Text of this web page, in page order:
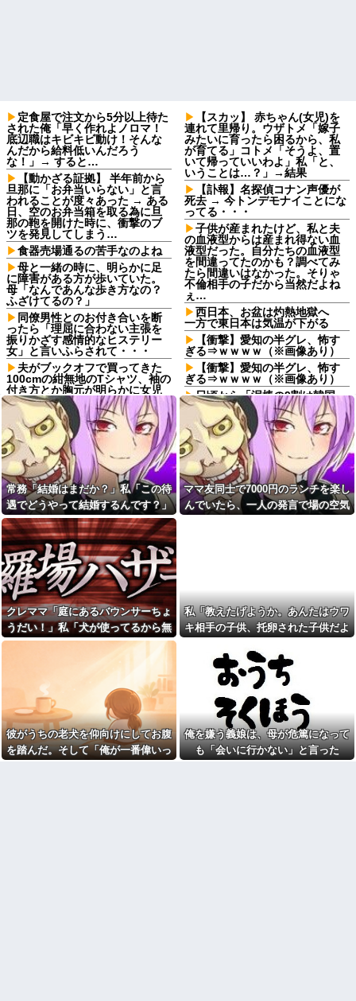
定食屋で注文から5分以上待た
された俺「早く作れよノロマ！
底辺職はキビキビ動け！そんな
んだから給料低いんだろう
な！」→ すると…
【動かざる証拠】 半年前から
旦那に「お弁当いらない」と言
われることが度々あった → ある
日、空のお弁当箱を取る為に旦
那の鞄を開けた時に、衝撃のブ
ツを発見してしまう…
食器売場通るの苦手なのよね
母と一緒の時に、明らかに足
に障害がある方が歩いていた。
母「なんであんな歩き方なの？
ふざけてるの？」
同僚男性とのお付き合いを断
ったら「理屈に合わない主張を
振りかざす感情的なヒステリー
女」と言いふらされて・・・
夫がブックオフで買ってきた
100cmの紺無地のTシャツ、袖の
付き方とか胸元が明らかに女児
用
俺「高収入で持ち家なんて最
高だ！」嫁「…」→婚活で出会
った理想の相手と結婚した後、
思わぬ現実を知り…
勝手に上がり込んできた義母
が息子に「おばあちゃんにはお
帰りなさいでしょ？」と言っ
た。息子は「ここは僕とママと
パパのお家だから、お邪魔しま
すって言...
お腹の中にいる子供が男だと
判明したら嫁がキレ出した。嫁
はどうしても女が欲しかったら
しく...
無人レジに前の人のレシート
が残っててん百円当たりとか書
かれた当たり券だったが店員が
さっと取ってった
レストランで食事してたらい
きなり後ろから髪を引っ張ら
れ、子供が悪戯してるのかと思
い注意しようと振り向こうとし
たら耳元でハサミの音がした！...
おばさんの一人旅
有吉「『俺テレビ見ない』っ
て言う奴おかしいだろ。団子屋
で『団子食べない』って言う
か？」
【スカッ】 赤ちゃん(女児)を
連れて里帰り。ウザトメ「嫁子
みたいに育ったら困るから、私
が育てる」コトメ「そうよ、置
いて帰っていいわよ」私「と、
いうことは…？」→結果
【訃報】名探偵コナン声優が
死去 → 今トンデモナイことにな
ってる・・・
子供が産まれたけど、私と夫
の血液型からは産まれ得ない血
液型だった。自分たちの血液型
を間違ってたのかも？調べてみ
たら間違いはなかった。そりゃ
不倫相手の子だから当然だよね
ぇ…
西日本、お盆は灼熱地獄へ
一方で東日本は気温が下がる
【衝撃】愛知の半グレ、怖す
ぎる⇒ｗｗｗｗ（※画像あり）
【衝撃】愛知の半グレ、怖す
ぎる⇒ｗｗｗｗ（※画像あり）
日頃から「泥棒の9割は韓国
人」と嫌韓発言を繰り返すト
メ！冬ソナにハマり私のヨン様
グッズを勝手に持ち出したの
で、トメ自身の「あの自論」で
撃退したったｗｗ←矛盾だらけ
のトメにブーメラン刺さりまく
り
【動画】手術中に熊本地震直
撃した動画がやばすぎると話題
に・・・他
の私、彼氏が結婚を拒む理由が
コレｗｗｗｗｗ
実況トピとかにいる何でもか
んでも疑う人
妊娠５ヶ月の私、義実家に呼
ばれて行ってきた。治療を経て
妊娠５ヶ月になった義妹を引き
合いに出され、トメから放たれ
た「耳を疑う理不尽すぎる一
言」に愕然←妊娠時期の操作と
か超能力者かよ
妻の浮氣が発覚。俺「離婚
だ」妻の謝罪と子供の願いに根
負けして再構築し、２週間後に
常務「結婚はまだか？」私「この待
遇でどうやって結婚するんです？」
→飲み会で本音を返したら場が静ま
り返って…
ママ友同士で7000円のランチを楽し
んでいたら、一人の発言で場の空気
クレママ「庭にあるバウンサーちょ
うだい！」私「犬が使ってるから無
理です」→断った数日後、庭からま
さかの物音が…
私「教えたげようか。あんたはウワ
キ相手の子供、托卵された子供だよ
私「みんな知ってるよ？かわいそう
だから言ってないだけｗ」 → そ
してAはA母に確認してしまう……..
彼がうちの老犬を仰向けにしてお腹
を踏んだ。そして「俺が一番偉いっ
俺を嫌う義娘は、母が危篤になって
も「会いに行かない」と言った